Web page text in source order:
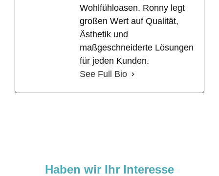
Wohlfühloasen. Ronny legt
großen Wert auf Qualität,
Ästhetik und
maßgeschneiderte Lösungen
für jeden Kunden.
See Full Bio
Haben wir Ihr Interesse